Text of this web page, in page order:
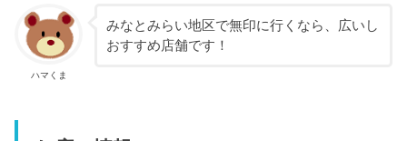
ハマくま
みなとみらい地区で無印に行くなら、広いし
おすすめ店舗です！